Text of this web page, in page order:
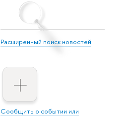
Расширенный поиск новостей
Сообщить о событии или